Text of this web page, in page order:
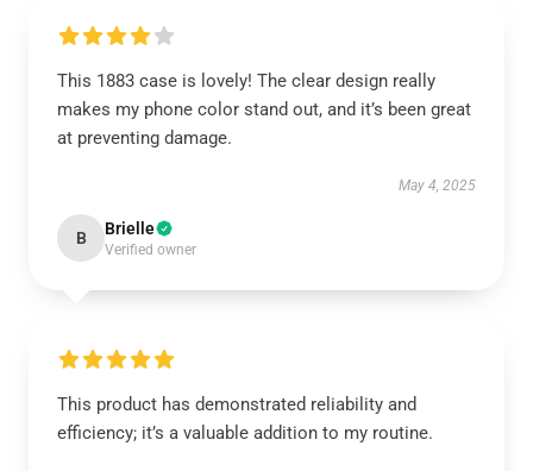
This 1883 case is lovely! The clear design really
makes my phone color stand out, and it’s been great
at preventing damage.
May 4, 2025
B Brielle
Verified owner
This product has demonstrated reliability and
efficiency; it’s a valuable addition to my routine.